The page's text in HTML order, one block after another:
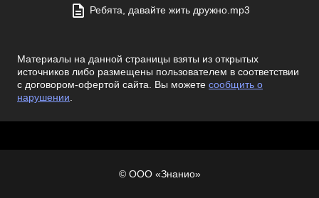
Ребята, давайте жить дружно.mp3
Материалы на данной страницы взяты из открытых
источников либо размещены пользователем в соответствии
с договором-офертой сайта. Вы можете сообщить о
нарушении.
© ООО «Знанио»